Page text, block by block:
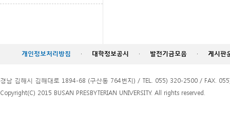
개인정보처리방침 · 대학정보공시 · 발전기금모음 · 게시판
경남 김해시 김해대로 1894-68 (구산동 764번지) / TEL. 055) 320-2500 / FAX.
Copyright(C) 2015 BUSAN PRESBYTERIAN UNIVERSITY. All rights reserved.